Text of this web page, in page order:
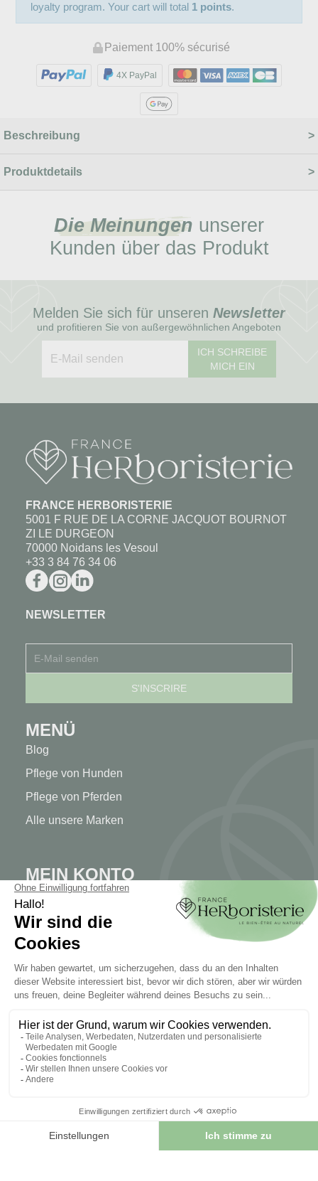
loyalty program. Your cart will total 1 points.
Paiement 100% sécurisé
4X PayPal
Beschreibung
Produktdetails
Die Meinungen unserer
Kunden über das Produkt
Melden Sie sich für unseren Newsletter
und profitieren Sie von außergewöhnlichen Angeboten
ICH SCHREIBE
MICH EIN
FRANCE HERBORISTERIE
5001 F RUE DE LA CORNE JACQUOT BOURNOT
ZI LE DURGEON
70000 Noidans les Vesoul
+33 3 84 76 34 06
NEWSLETTER
MENÜ
Blog
Pflege von Hunden
Pflege von Pferden
Alle unsere Marken
MEIN KONTO
Mein Konto
Authentifizierung
Seguimiento de pedidos
Cree su cuenta
INFORMATIONEN
Kontaktieren Sie uns
Sitemap
Unser Kräuterladen
Sicheres Bezahlen